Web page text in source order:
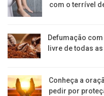
com o terrível
Defumação
livre de todas
Conheça a
pedir por